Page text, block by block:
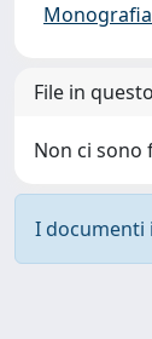
File in
Non ci sono
I documenti